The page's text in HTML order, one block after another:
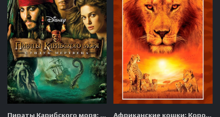
Пираты Карибского моря: Сундук мертвеца Африканские кошки: Королевство смелых